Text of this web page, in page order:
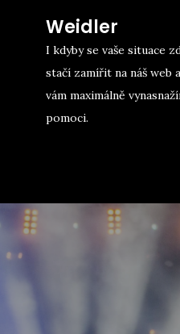
content
Weidler
I kdyby se vaše situace
stačí zamířit na náš web
vám maximálně
pomoci.